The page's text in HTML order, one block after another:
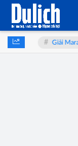
thai Giải